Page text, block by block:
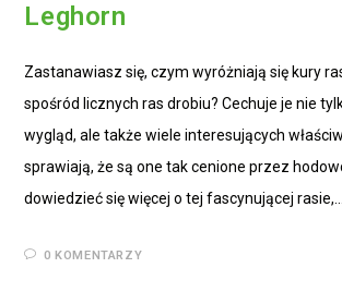
Leghorn
Zastanawiasz się, czym wyróżniają się kury
spośród licznych ras drobiu? Cechuje je nie
wygląd, ale także wiele interesujących
sprawiają, że są one tak cenione przez
dowiedzieć się więcej o tej fascynującej rasie,…
0 KOMENTARZY